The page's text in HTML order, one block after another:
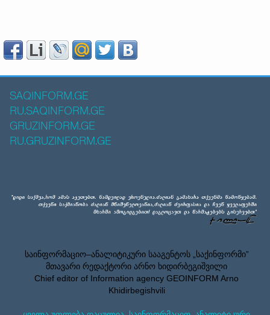
SAQINFORM.GE
RU.SAQINFORM.GE
GRUZINFORM.GE
RU.GRUZINFORM.GE
საინფორმაციო–ანალიტიკური სააგენტოს „საქინფორმი”
მთავარი რედაქტორი არნო ხიდირბეგიშვილი
Chief editor of Information agency GEOINFORM Arno
Khidirbegishvili